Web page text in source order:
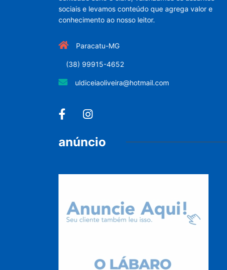
sociais e levamos conteúdo que agrega valor e
conhecimento ao nosso leitor.
Paracatu-MG
(38) 99915-4652
uldiceiaoliveira@hotmail.com
anúncio